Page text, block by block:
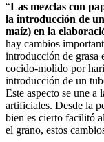
“Las mezclas con
la introducción de
maíz) en la
hay cambios
introducción de grasa
cocido-molido por
introducción de un
Este aspecto se une a
artificiales. Desde la
bien es cierto facilitó
el grano, estos